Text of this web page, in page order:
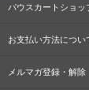
パウスカートショッ
お支払い方法につい
メルマガ登録・解除